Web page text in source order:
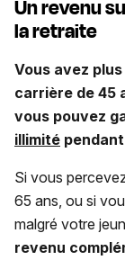
Un revenu
la retraite
Vous avez
carrière de 45
vous pouvez
illimité
Si vous
65 ans, ou si
malgré votre
revenu